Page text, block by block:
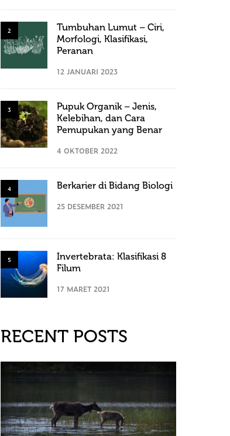
2
Tumbuhan Lumut – Ciri,
Morfologi, Klasifikasi,
Peranan
12 JANUARI 2023
3
Pupuk Organik – Jenis,
Kelebihan, dan Cara
Pemupukan yang Benar
4 OKTOBER 2022
4 Berkarier di Bidang Biologi
25 DESEMBER 2021
5
Invertebrata: Klasifikasi 8
Filum
17 MARET 2021
RECENT POSTS